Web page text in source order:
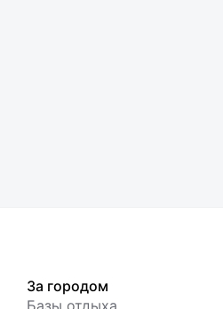
За городом
Базы отдыха